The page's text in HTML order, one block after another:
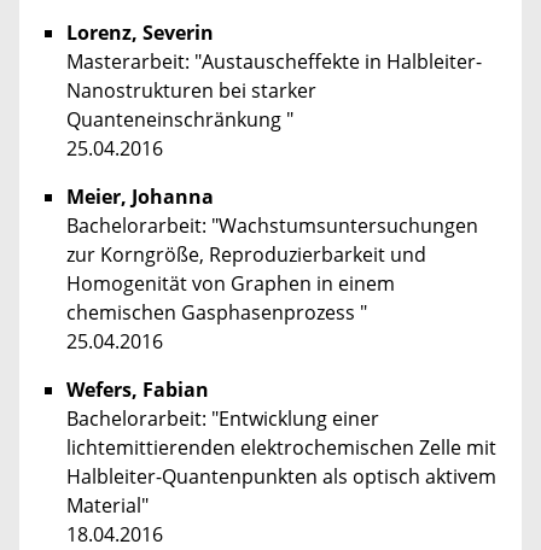
Lorenz, Severin
Masterarbeit: "Austauscheffekte in Halbleiter-
Nanostrukturen bei starker
Quanteneinschränkung "
25.04.2016
Meier, Johanna
Bachelorarbeit: "Wachstumsuntersuchungen
zur Korngröße, Reproduzierbarkeit und
Homogenität von Graphen in einem
chemischen Gasphasenprozess "
25.04.2016
Wefers, Fabian
Bachelorarbeit: "Entwicklung einer
lichtemittierenden elektrochemischen Zelle mit
Halbleiter-Quantenpunkten als optisch aktivem
Material"
18.04.2016